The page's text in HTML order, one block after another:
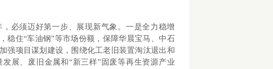
必须迈好第一步、展现新气象。一是全力稳增
稳住“车油钢”等市场份额，保障华晨宝马、中石
强项目谋划建设，围绕化工老旧装置淘汰退出和
展、废旧金属和“新三样”固废等再生资源产业